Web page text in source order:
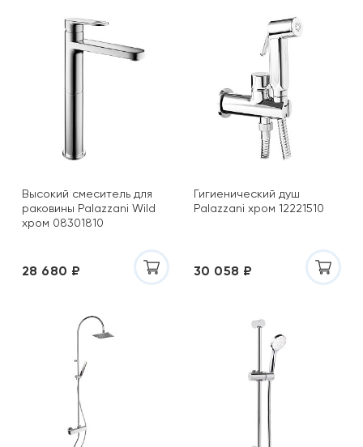
Высокий смеситель для
раковины Palazzani Wild
хром 08301810
28 680 ₽
Гигиенический душ
Palazzani хром 12221510
30 058 ₽